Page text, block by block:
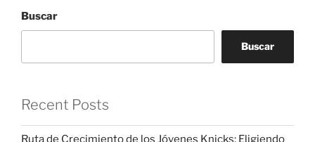
Buscar
Buscar
Recent Posts
Ruta de Crecimiento de los Jóvenes Knicks: Eligiendo